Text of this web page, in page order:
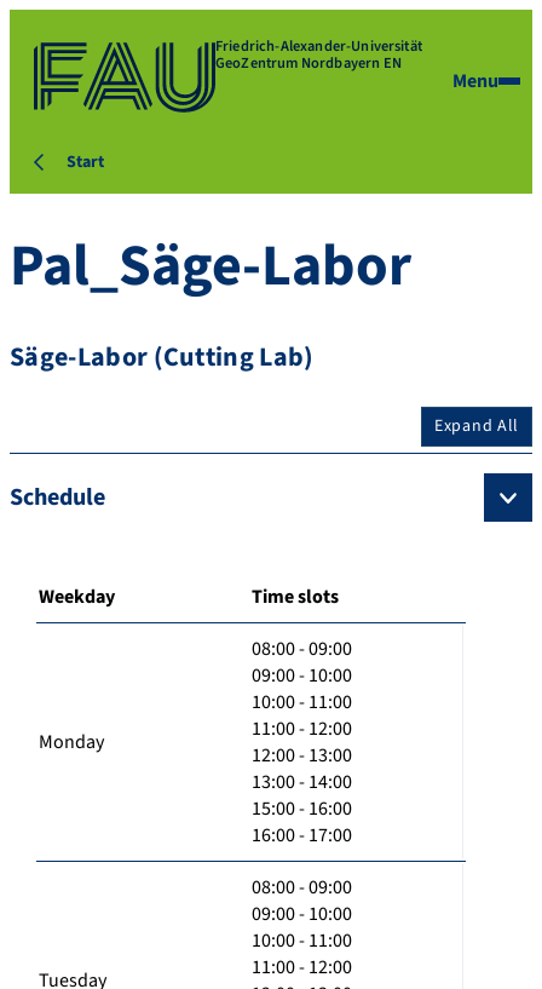
Friedrich-Alexander-Universität
GeoZentrum Nordbayern EN
Menu
Start
Pal_Säge-Labor
Säge-Labor (Cutting Lab)
Expand All
Schedule
Weekday Time slots
Monday
08:00 - 09:00
09:00 - 10:00
10:00 - 11:00
11:00 - 12:00
12:00 - 13:00
13:00 - 14:00
15:00 - 16:00
16:00 - 17:00
Tuesday
08:00 - 09:00
09:00 - 10:00
10:00 - 11:00
11:00 - 12:00